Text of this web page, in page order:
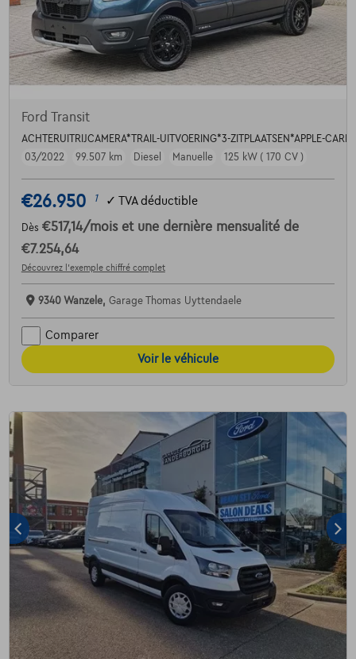
Ford Transit
ACHTERUITRIJCAMERA*TRAIL-UITVOERING*3-ZITPLAATSEN*APPLE-
03/2022
99.507 km Diesel Manuelle 125 kW ( 170 CV )
€26.950 1 ✓ TVA déductible
Dès €517,14/mois et une dernière mensualité de
€7.254,64
Découvrez l’exemple chiffré complet
9340 Wanzele, Garage Thomas Uyttendaele
Comparer
Voir le véhicule